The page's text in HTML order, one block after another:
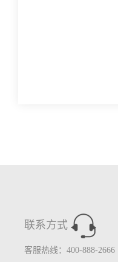
联系方式
客服热线：400-888-